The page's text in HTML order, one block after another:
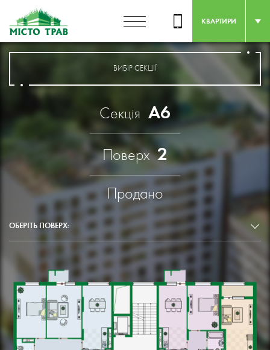
КВАРТИРИ
ВИБІР СЕКЦІЇ
Секція А6
Поверх 2
Продано
ОБЕРІТЬ ПОВЕРХ: